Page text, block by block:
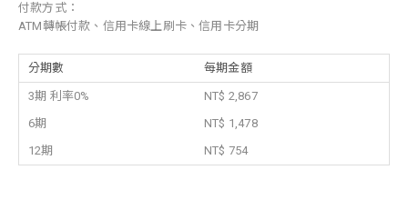
付款方式：
ATM轉帳付款、信用卡線上刷卡、信用卡分期
分期數 每期金額
3期 利率0%
NT$ 2,867
6期
NT$ 1,478
12期
NT$ 754